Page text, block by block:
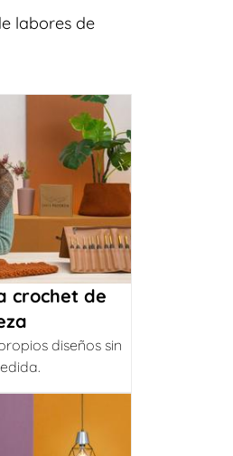
labores de
crochet de
diseños sin